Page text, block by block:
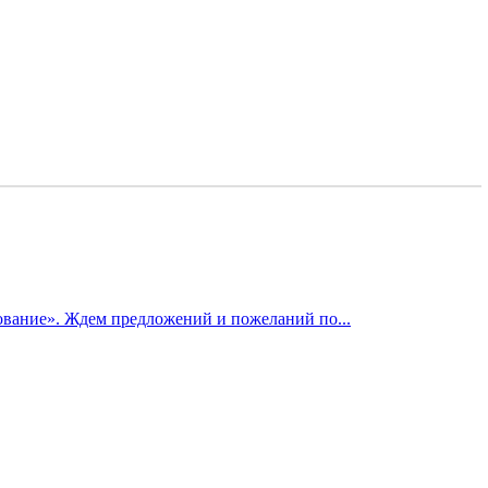
Ждем предложений и пожеланий по...